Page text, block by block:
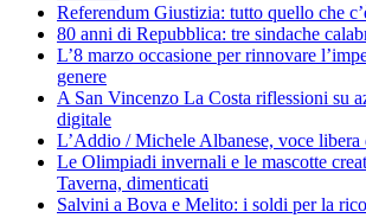
Referendum Giustizia: tutto quello che
80 anni di Repubblica: tre sindache
L’8 marzo occasione per rinnovare
genere
A San Vincenzo La Costa riflessioni su
digitale
L’Addio / Michele Albanese, voce libera
Le Olimpiadi invernali e le mascotte
Taverna, dimenticati
Salvini a Bova e Melito: i soldi per la